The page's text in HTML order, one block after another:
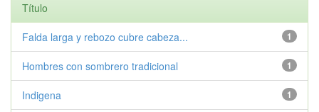
Título
1
Falda larga y rebozo cubre cabeza...
1
Hombres con sombrero tradicional
1
Indigena